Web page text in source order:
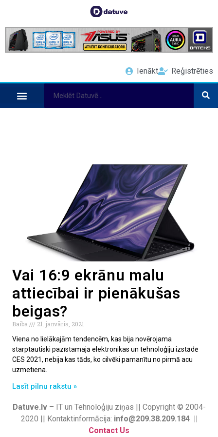
Ienākt Reģistrēties
Vai 16:9 ekrānu malu
attiecībai ir pienākušas
beigas?
Baiba
21. janvāris, 2021
Viena no lielākajām tendencēm, kas bija novērojama
starptautiski pazīstamajā elektronikas un tehnoloģiju izstādē
CES 2021, nebija kas tāds, ko cilvēki pamanītu no pirmā acu
uzmetiena.
Lasīt pilnu rakstu »
Datuve.lv– IT un Tehnoloģiju ziņas || Copyright © 2004-
2020 || Kontaktinformācija: info@209.38.209.184 ||
Contact Us